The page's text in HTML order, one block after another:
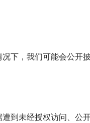
下，我们可能会公开
到未经授权访问、公